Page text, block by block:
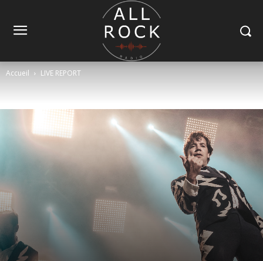
Accueil LIVE REPORT